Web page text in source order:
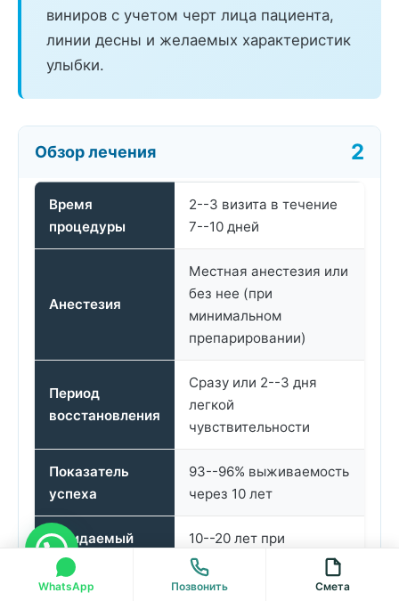
виниров с учетом черт лица пациента,
линии десны и желаемых характеристик
улыбки.
Обзор лечения
Время
процедуры
2--3 визита в течение
7--10 дней
Анестезия
Местная анестезия или
без нее (при
минимальном
препарировании)
Период
восстановления
Сразу или 2--3 дня
легкой
чувствительности
Показатель
успеха
93--96% выживаемость
через 10 лет
Ожидаемый
срок службы
10--20 лет при
надлежащем уходе
WhatsApp Позвонить Смета